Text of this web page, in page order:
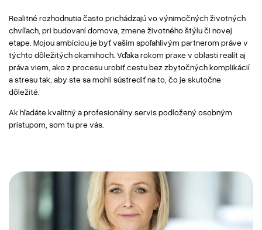
Realitné rozhodnutia často prichádzajú vo výnimočných životných
chvíľach, pri budovaní domova, zmene životného štýlu či novej
etape. Mojou ambíciou je byť vaším spoľahlivým partnerom práve v
týchto dôležitých okamihoch. Vďaka rokom praxe v oblasti realít aj
práva viem, ako z procesu urobiť cestu bez zbytočných komplikácií
a stresu tak, aby ste sa mohli sústrediť na to, čo je skutočne
dôležité.
Ak hľadáte kvalitný a profesionálny servis podložený osobným
prístupom, som tu pre vás.